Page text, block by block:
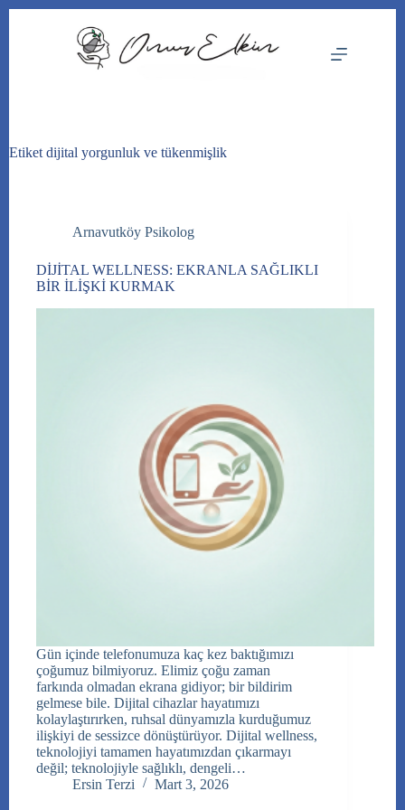
Etiket dijital yorgunluk ve tükenmişlik
Arnavutköy Psikolog
DİJİTAL WELLNESS: EKRANLA SAĞLIKLI
BİR İLİŞKİ KURMAK
Gün içinde telefonumuza kaç kez baktığımızı
çoğumuz bilmiyoruz. Elimiz çoğu zaman
farkında olmadan ekrana gidiyor; bir bildirim
gelmese bile. Dijital cihazlar hayatımızı
kolaylaştırırken, ruhsal dünyamızla kurduğumuz
ilişkiyi de sessizce dönüştürüyor. Dijital wellness,
teknolojiyi tamamen hayatımızdan çıkarmayı
değil; teknolojiyle sağlıklı, dengeli…
Ersin Terzi
Mart 3, 2026